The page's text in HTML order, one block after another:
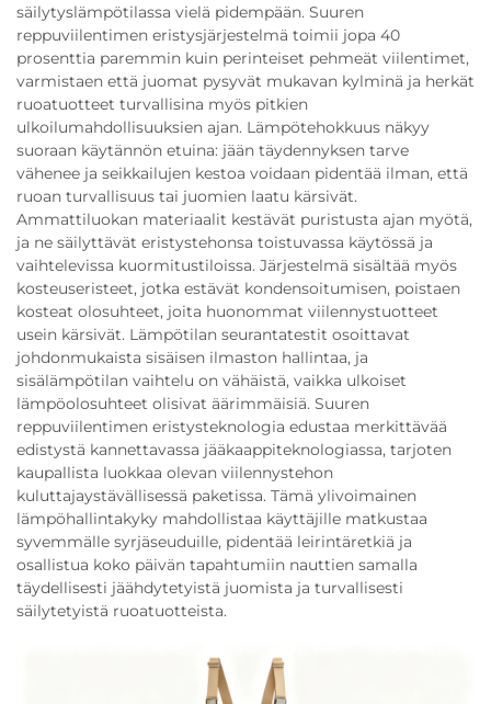
säilytyslämpötilassa vielä pidempään. Suuren
reppuviilentimen eristysjärjestelmä toimii jopa 40
prosenttia paremmin kuin perinteiset pehmeät viilentimet,
varmistaen että juomat pysyvät mukavan kylminä ja herkät
ruoatuotteet turvallisina myös pitkien
ulkoilumahdollisuuksien ajan. Lämpötehokkuus näkyy
suoraan käytännön etuina: jään täydennyksen tarve
vähenee ja seikkailujen kestoa voidaan pidentää ilman, että
ruoan turvallisuus tai juomien laatu kärsivät.
Ammattiluokan materiaalit kestävät puristusta ajan myötä,
ja ne säilyttävät eristystehonsa toistuvassa käytössä ja
vaihtelevissa kuormitustiloissa. Järjestelmä sisältää myös
kosteuseristeet, jotka estävät kondensoitumisen, poistaen
kosteat olosuhteet, joita huonommat viilennystuotteet
usein kärsivät. Lämpötilan seurantatestit osoittavat
johdonmukaista sisäisen ilmaston hallintaa, ja
sisälämpötilan vaihtelu on vähäistä, vaikka ulkoiset
lämpöolosuhteet olisivat äärimmäisiä. Suuren
reppuviilentimen eristysteknologia edustaa merkittävää
edistystä kannettavassa jääkaappiteknologiassa, tarjoten
kaupallista luokkaa olevan viilennystehon
kuluttajaystävällisessä paketissa. Tämä ylivoimainen
lämpöhallintakyky mahdollistaa käyttäjille matkustaa
syvemmälle syrjäseuduille, pidentää leirintäretkiä ja
osallistua koko päivän tapahtumiin nauttien samalla
täydellisesti jäähdytetyistä juomista ja turvallisesti
säilytetyistä ruoatuotteista.